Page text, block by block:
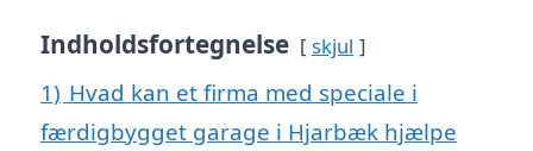
Indholdsfortegnelse skjul
1) Hvad kan et firma med speciale i
færdigbygget garage i Hjarbæk hjælpe